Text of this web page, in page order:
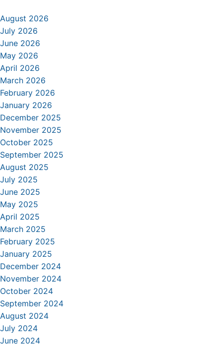
August 2026
July 2026
June 2026
May 2026
April 2026
March 2026
February 2026
January 2026
December 2025
November 2025
October 2025
September 2025
August 2025
July 2025
June 2025
May 2025
April 2025
March 2025
February 2025
January 2025
December 2024
November 2024
October 2024
September 2024
August 2024
July 2024
June 2024